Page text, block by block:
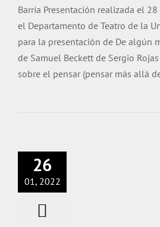
Barría Presentación realizada el
el Departamento de Teatro de la
para la presentación de De algún
de Samuel Beckett de Sergio
sobre el pensar (pensar más allá
26
01, 2022